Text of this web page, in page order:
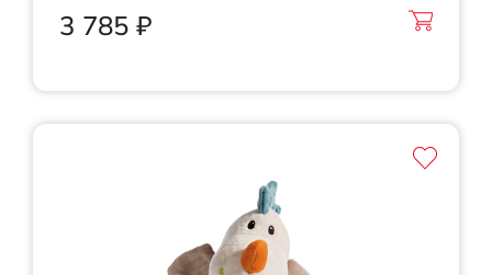
3 785 ₽